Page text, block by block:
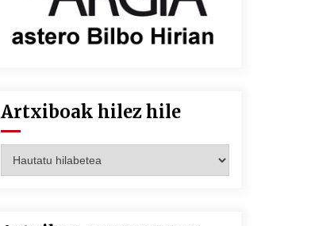
Artxiboak hilez hile
hilez